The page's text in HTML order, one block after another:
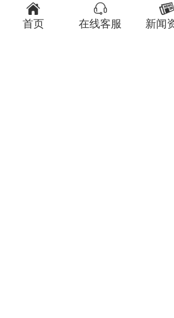
最新案例

首页

在线客服

新闻